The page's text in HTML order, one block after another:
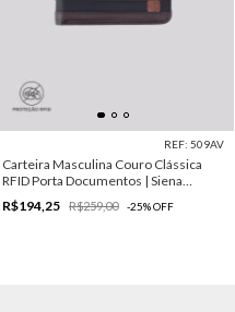
REF: 509AV
Carteira Masculina Couro Clássica
RFID Porta Documentos | Siena
Marrom
R$194,25 R$259,00 -25%OFF